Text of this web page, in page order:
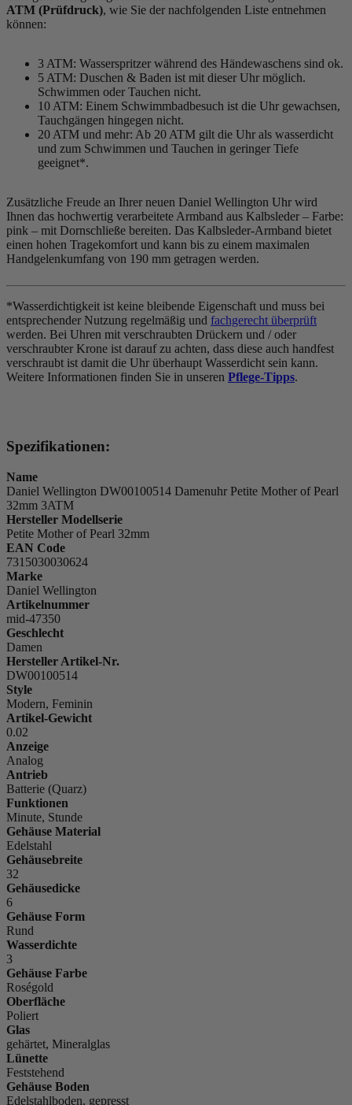
ATM (Prüfdruck), wie Sie der nachfolgenden Liste entnehmen
können:
3 ATM: Wasserspritzer während des Händewaschens sind ok.
5 ATM: Duschen & Baden ist mit dieser Uhr möglich.
Schwimmen oder Tauchen nicht.
10 ATM: Einem Schwimmbadbesuch ist die Uhr gewachsen,
Tauchgängen hingegen nicht.
20 ATM und mehr: Ab 20 ATM gilt die Uhr als wasserdicht
und zum Schwimmen und Tauchen in geringer Tiefe
geeignet*.
Zusätzliche Freude an Ihrer neuen Daniel Wellington Uhr wird
Ihnen das hochwertig verarbeitete Armband aus Kalbsleder – Farbe:
pink – mit Dornschließe bereiten. Das Kalbsleder-Armband bietet
einen hohen Tragekomfort und kann bis zu einem maximalen
Handgelenkumfang von 190 mm getragen werden.
*Wasserdichtigkeit ist keine bleibende Eigenschaft und muss bei
entsprechender Nutzung regelmäßig und fachgerecht überprüft
werden. Bei Uhren mit verschraubten Drückern und / oder
verschraubter Krone ist darauf zu achten, dass diese auch handfest
verschraubt ist damit die Uhr überhaupt Wasserdicht sein kann.
Weitere Informationen finden Sie in unseren Pflege-Tipps.
Spezifikationen:
Name
Daniel Wellington DW00100514 Damenuhr Petite Mother of Pearl
32mm 3ATM
Hersteller Modellserie
Petite Mother of Pearl 32mm
EAN Code
7315030030624
Marke
Daniel Wellington
Artikelnummer
mid-47350
Geschlecht
Damen
Hersteller Artikel-Nr.
DW00100514
Style
Modern, Feminin
Artikel-Gewicht
0.02
Anzeige
Analog
Antrieb
Batterie (Quarz)
Funktionen
Minute, Stunde
Gehäuse Material
Edelstahl
Gehäusebreite
32
Gehäusedicke
6
Gehäuse Form
Rund
Wasserdichte
3
Gehäuse Farbe
Roségold
Oberfläche
Poliert
Glas
gehärtet, Mineralglas
Lünette
Feststehend
Gehäuse Boden
Edelstahlboden, gepresst